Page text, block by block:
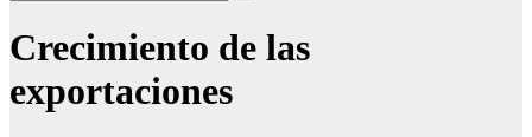
Crecimiento de las
exportaciones